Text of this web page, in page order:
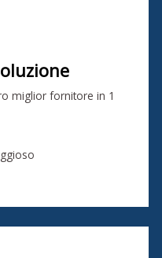
miglior fornitore in 1